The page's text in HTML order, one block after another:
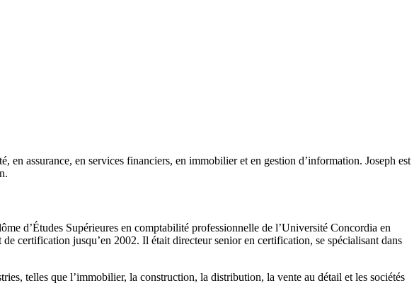
en assurance, en services financiers, en immobilier et en gestion d’information. Joseph est
d’Études Supérieures en comptabilité professionnelle de l’Université Concordia en
certification jusqu’en 2002. Il était directeur senior en certification, se spécialisant dans
telles que l’immobilier, la construction, la distribution, la vente au détail et les sociétés